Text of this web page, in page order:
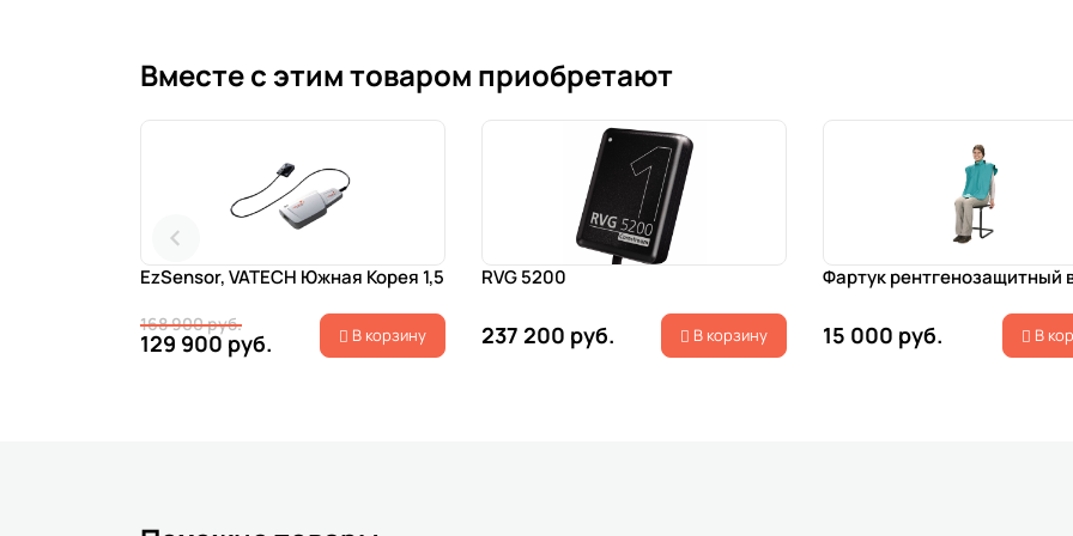
Вместе с этим товаром приобретают
EzSensor, VATECH Южная Корея 1,5
129 900 руб.
168 900 руб. В корзину
RVG 5200
237 200 руб. В корзину
Фартук рентгенозащитный
15 000 руб. В